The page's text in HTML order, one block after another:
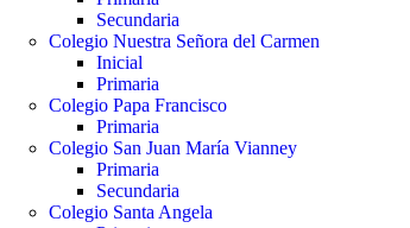
Secundaria
Colegio Nuestra Señora del Carmen
Inicial
Primaria
Colegio Papa Francisco
Primaria
Colegio San Juan María Vianney
Primaria
Secundaria
Colegio Santa Angela